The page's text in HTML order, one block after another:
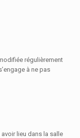
régulièrement
à ne pas
lieu dans la salle